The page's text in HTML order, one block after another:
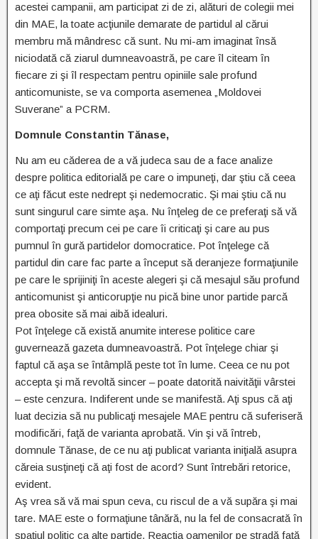
acestei campanii, am participat zi de zi, alături de colegii mei
din MAE, la toate acţiunile demarate de partidul al cărui
membru mă mândresc că sunt. Nu mi-am imaginat însă
niciodată că ziarul dumneavoastră, pe care îl citeam în
fiecare zi şi îl respectam pentru opiniile sale profund
anticomuniste, se va comporta asemenea „Moldovei
Suverane” a PCRM.
Domnule Constantin Tănase,
Nu am eu căderea de a vă judeca sau de a face analize
despre politica editorială pe care o impuneţi, dar ştiu că ceea
ce aţi făcut este nedrept şi nedemocratic. Şi mai ştiu că nu
sunt singurul care simte aşa. Nu înţeleg de ce preferaţi să vă
comportaţi precum cei pe care îi criticaţi şi care au pus
pumnul în gură partidelor domocratice. Pot înţelege că
partidul din care fac parte a început să deranjeze formaţiunile
pe care le sprijiniţi în aceste alegeri şi că mesajul său profund
anticomunist şi anticorupţie nu pică bine unor partide parcă
prea obosite să mai aibă idealuri.
Pot înţelege că există anumite interese politice care
guvernează gazeta dumneavoastră. Pot înţelege chiar şi
faptul că aşa se întâmplă peste tot în lume. Ceea ce nu pot
accepta şi mă revoltă sincer – poate datorită naivităţii vârstei
– este cenzura. Indiferent unde se manifestă. Aţi spus că aţi
luat decizia să nu publicaţi mesajele MAE pentru că suferiseră
modificări, faţă de varianta aprobată. Vin şi vă întreb,
domnule Tănase, de ce nu aţi publicat varianta iniţială asupra
căreia susţineţi că aţi fost de acord? Sunt întrebări retorice,
evident.
Aş vrea să vă mai spun ceva, cu riscul de a vă supăra şi mai
tare. MAE este o formaţiune tânără, nu la fel de consacrată în
spaţiul politic ca alte partide. Reacţia oamenilor pe stradă faţă